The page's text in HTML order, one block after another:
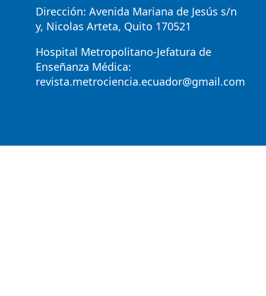
Dirección: Avenida Mariana de Jesús s/n
y, Nicolas Arteta, Quito 170521
Hospital Metropolitano-Jefatura de
Enseñanza Médica:
revista.metrociencia.ecuador@gmail.com